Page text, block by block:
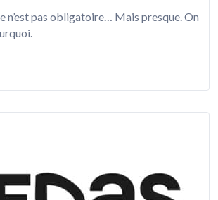
n’est pas obligatoire… Mais presque. On